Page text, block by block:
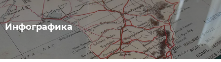
Инфографика